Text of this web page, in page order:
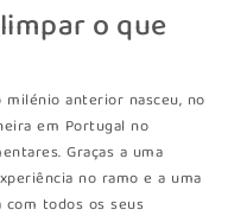
o que
anterior nasceu, no
em Portugal no
Graças a uma
no ramo e a uma
com todos os seus